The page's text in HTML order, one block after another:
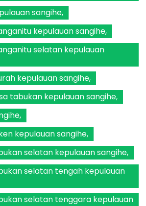
sangihe
kepulauan sangihe
selatan kepulauan
kepulauan sangihe
tabukan kepulauan sangihe
kepulauan sangihe
selatan kepulauan sangihe
selatan tengah kepulauan
selatan tenggara kepulauan